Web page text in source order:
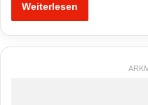
Weiterlesen